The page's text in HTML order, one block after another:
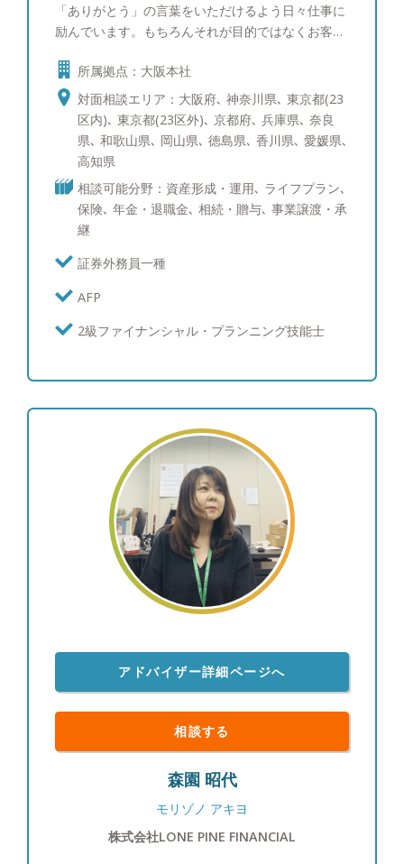
「ありがとう」の言葉をいただけるよう日々仕事に
励んでいます。もちろんそれが目的ではなくお客様
お持ちの金融市場の情報収集や銘柄研究など優秀な
他社の担当者に負けないよう取り組んでいます。特
に米国株式マーケットはテクノロジーの起点として
重要なので、セールスの視点ではなく独立の立場を
生かしてより詳しい情報提供がリアルタイムで出来
るよう心掛けています。また、これまでの経験を生
かして資産運用以外のお客様のお悩み（相続対策・
保険コンサルティング・M＆Aなど法人様の課題）
についても、今まで以上に的確なアドバイスができ
るよう情報収集と勉強に日々精進し、お客様から必
います。 ●お客様の資産運用やライフプランの目標
達成に向けて全力でサポートさせていただきます。
資産運用やライフプランにおける目標はお客様によ
自分の代で減らさずに次の世代に引き継ぎたいとい
った世代を超えた長期間の目標から、数年後のマイ
カー買い替え資金を確保したいといった短期間の目
標までといった具合にその思いは多岐にわたりま
す。まずはお客様とのお打ち合わせの中でしっかり
と目標を共有させていただき、その目標達成に向け
てのライフプランの作成や見直し、運用計画におけ
る資産の配分、定期的な状況チェックや資産配分の
見直し、日々の情報提供までしっかりサポートさせ
ていただきます。資産関係全般なんでも大丈夫で
す。何かお悩みの方はぜひ一度ご相談ください。 ●
プライベートについて ・大阪府出身 ・料理するこ
ピが紹介されているので、一つずつ参考にしながら
手作りし、徐々に作れる品数も増え、上達している
と実感しております。自分で作った料理と一緒に美
味しいお酒を飲むのが至福の時間です。プライベー
トでは今年結婚したので、妻においしいと言っても
らえることが最初の目標です。 また旅行すること
も大好きなので、コロナ禍以降遠出をする機会がな
くなっていましたが、また落ち着いてきたら47都道
府県制覇を再開したいと思っております。お客様と
の面談時には、手料理のお話やお客様自身が思い出
所属拠点：大阪本社
対面相談エリア：大阪府､ 神奈川県､ 東京都(23
区内)､ 東京都(23区外)､ 京都府､ 兵庫県､ 奈良
県､ 和歌山県､ 岡山県､ 徳島県､ 香川県､ 愛媛県､
高知県
相談可能分野：資産形成・運用､ ライフプラン､
保険､ 年金・退職金､ 相続・贈与､ 事業譲渡・承
継
証券外務員一種
AFP
2級ファイナンシャル・プランニング技能士
アドバイザー詳細ページへ
相談する
森園 昭代
モリゾノ アキヨ
株式会社LONE PINE FINANCIAL